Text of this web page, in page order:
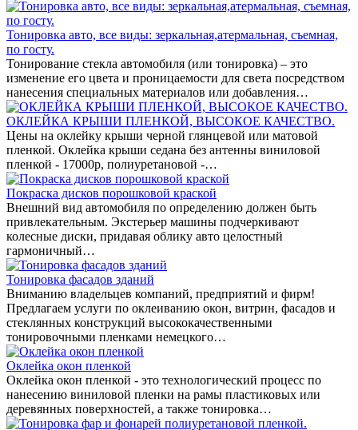
Тонировка авто, все виды: зеркальная,атермальная, съемная,
по госту.
Тонирование стекла автомобиля (или тонировка) – это
изменение его цвета и проницаемости для света посредством
нанесения специальных материалов или добавления…
ОКЛЕЙКА КРЫШИ ПЛЕНКОЙ, ВЫСОКОЕ КАЧЕСТВО.
Цены на оклейку крыши черной глянцевой или матовой
пленкой. Оклейка крыши седана без антенны виниловой
пленкой - 17000р, полиуретановой -…
Покраска дисков порошковой краской
Внешний вид автомобиля по определению должен быть
привлекательным. Экстерьер машины подчеркивают
колесные диски, придавая облику авто целостный
гармоничный…
Тонировка фасадов зданий
Вниманию владельцев компаний, предприятий и фирм!
Предлагаем услуги по оклеиванию окон, витрин, фасадов и
стеклянных конструкций высококачественными
тонировочными пленками немецкого…
Оклейка окон пленкой
Оклейка окон пленкой - это технологический процесс по
нанесению виниловой пленки на рамы пластиковых или
деревянных поверхностей, а также тонировка…